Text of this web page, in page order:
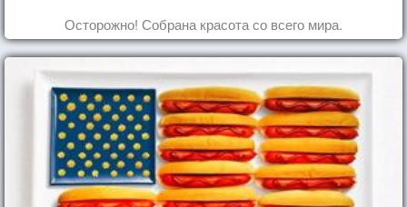
Осторожно! Собрана красота со всего мира.